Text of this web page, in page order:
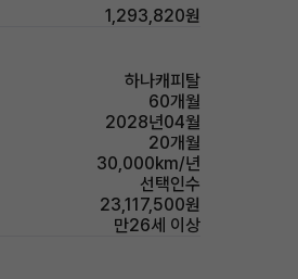
1,293,820원
하나캐피탈
60개월
2028년04월
20개월
30,000km/년
선택인수
23,117,500원
만26세 이상